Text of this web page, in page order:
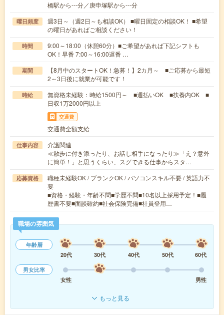
橋駅から---分／庚申塚駅から---分
曜日頻度
週3日～（週2日～も相談OK） ■曜日固定の相談OK！ ■希望
の曜日があればご相談ください！
時間
9:00～18:00（休憩60分）■ご希望があれば下記シフトも
OK！早番 7:00～16:00遅番 …
期間
【8月中のスタートOK！急募！】2カ月～ ■ご応募から最短
2～3日後に就業が可能です！
時給
無資格未経験：時給1500円～ ■週払いOK ■扶養内OK ■
日収1万2000円以上
交通費
交通費全額支給
仕事内容
介護関連
≪散歩に付き添ったり、お話し相手になったり≫「え？意外
に簡単！」と思うくらい、スグできる仕事からスタ…
応募資格
職種未経験OK / ブランクOK / パソコンスキル不要 / 英語力不
要
■資格・経験・年齢不問■学歴不問■10名以上採用予定！■履
歴書不要■面談確約■社会保険完備■社員登用…
職場の雰囲気
年齢層
20代
30代 40代 50代
60代
男女比率
女性
男性
もっと見る